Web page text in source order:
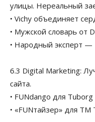
улицы. Нереальный
• Vichy объединяет
• Мужской словарь от
• Народный эксперт —
6.3 Digital Marketing:
сайта.
• FUNdango для
• «FUNтайзер» для